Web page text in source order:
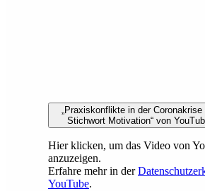
„Praxiskonflikte in der Coronakrise - Kein
Stichwort Motivation“ von
Hier klicken, um das Video von
anzuzeigen.
Erfahre mehr in der
YouTube.